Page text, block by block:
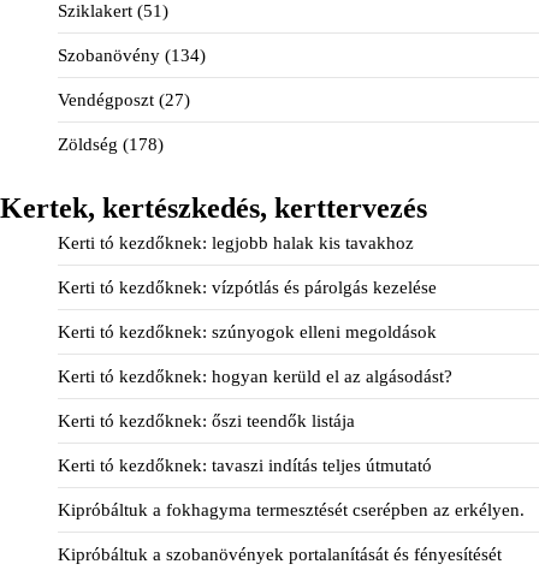
Sziklakert (51)
Szobanövény (134)
Vendégposzt (27)
Zöldség (178)
Kertek, kertészkedés, kerttervezés
Kerti tó kezdőknek: legjobb halak kis tavakhoz
Kerti tó kezdőknek: vízpótlás és párolgás kezelése
Kerti tó kezdőknek: szúnyogok elleni megoldások
Kerti tó kezdőknek: hogyan kerüld el az algásodást?
Kerti tó kezdőknek: őszi teendők listája
Kerti tó kezdőknek: tavaszi indítás teljes útmutató
Kipróbáltuk a fokhagyma termesztését cserépben az erkélyen.
Kipróbáltuk a szobanövények portalanítását és fényesítését